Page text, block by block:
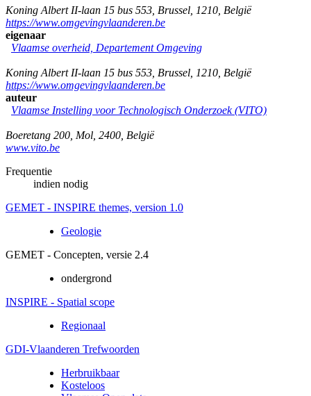
Koning Albert II-laan 15 bus 553 Brussel 1210 België
https://www.omgevingvlaanderen.be
eigenaar
Vlaamse overheid, Departement Omgeving
Koning Albert II-laan 15 bus 553 Brussel 1210 België
https://www.omgevingvlaanderen.be
auteur
Vlaamse Instelling voor Technologisch Onderzoek (VITO)
Boeretang 200 Mol 2400 België
www.vito.be
Frequentie
indien nodig
GEMET - INSPIRE themes, version 1.0
Geologie
GEMET - Concepten, versie 2.4
ondergrond
INSPIRE - Spatial scope
Regionaal
GDI-Vlaanderen Trefwoorden
Herbruikbaar
Kosteloos